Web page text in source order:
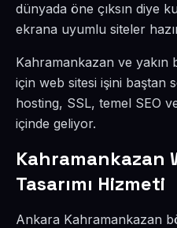
dünyada öne çıksın diye
ekrana uyumlu siteler
Kahramankazan ve yakın
için web sitesi işini baştan
hosting, SSL, temel SEO
içinde geliyor.
Kahramankazan
Tasarımı Hizmeti
Ankara Kahramankazan